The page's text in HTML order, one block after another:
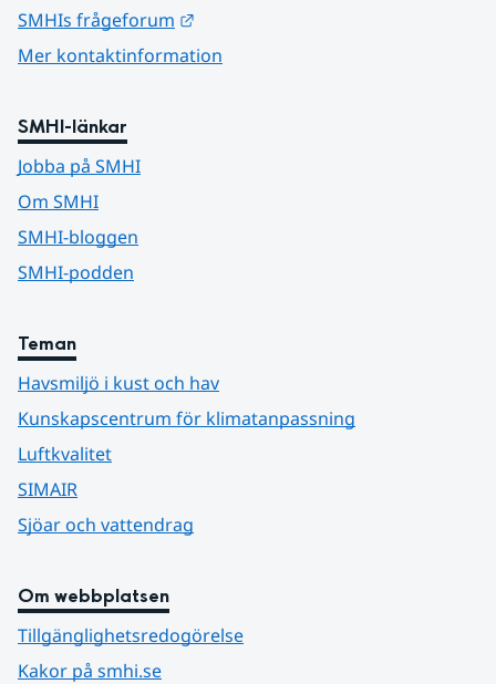
SMHIs frågeforum
Mer kontaktinformation
SMHI-länkar
Jobba på SMHI
Om SMHI
SMHI-bloggen
SMHI-podden
Teman
Havsmiljö i kust och hav
Kunskapscentrum för klimatanpassning
Luftkvalitet
SIMAIR
Sjöar och vattendrag
Om webbplatsen
Tillgänglighetsredogörelse
Kakor på smhi.se